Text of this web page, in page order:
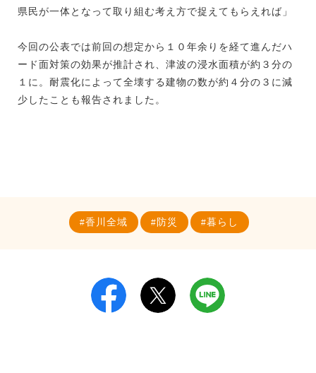
県民が一体となって取り組む考え方で捉えてもらえれば」
今回の公表では前回の想定から１０年余りを経て進んだハ
ード面対策の効果が推計され、津波の浸水面積が約３分の
１に。耐震化によって全壊する建物の数が約４分の３に減
少したことも報告されました。
香川全域 防災 暮らし